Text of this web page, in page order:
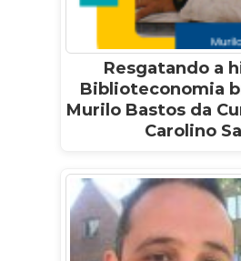
Resgatando a
Biblioteconomia
Murilo Bastos da
Carolino